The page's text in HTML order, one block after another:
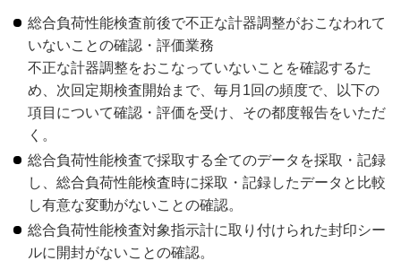
総合負荷性能検査前後で不正な計器調整がおこなわれて
いないことの確認・評価業務
不正な計器調整をおこなっていないことを確認するた
め、次回定期検査開始まで、毎月1回の頻度で、以下の
項目について確認・評価を受け、その都度報告をいただ
く。
総合負荷性能検査で採取する全てのデータを採取・記録
し、総合負荷性能検査時に採取・記録したデータと比較
し有意な変動がないことの確認。
総合負荷性能検査対象指示計に取り付けられた封印シー
ルに開封がないことの確認。